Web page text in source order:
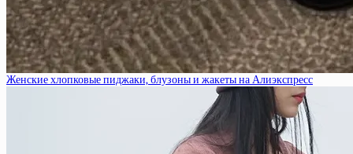
Женские хлопковые пиджаки, блузоны и жакеты на Алиэкспресс